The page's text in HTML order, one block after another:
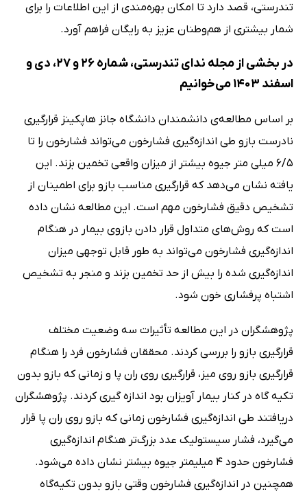
تندرستی، قصد دارد تا امکان بهره‌مندی از این اطلاعات را برای
شمار بیشتری از هم‌وطنان عزیز به ‌رایگان فراهم آورد.
در بخشی از مجله ندای تندرستی، شماره 26 و 27، دی و
اسفند 1403 می‌خوانیم
بر اساس مطالعه‌ی دانشمندان دانشگاه جانز هاپکینز قرارگیری
نادرست بازو طی اندازه‌گیری فشارخون می‌تواند فشارخون را تا
6/5 میلی متر جیوه بیشتر از میزان واقعی تخمین بزند. این
یافته نشان می‌دهد که قرارگیری مناسب بازو برای اطمینان از
تشخیص دقیق فشارخون مهم است. این مطالعه نشان داده
است که روش‌های متداول قرار دادن بازوی بیمار در هنگام
اندازه‌گیری فشارخون می‌تواند به طور قابل توجهی میزان
اندازه‌گیری شده را بیش از حد تخمین بزند و منجر به تشخیص
اشتباه پرفشاری خون شود.
پژوهشگران در این مطالعه تأثیرات سه وضعیت مختلف
قرارگیری بازو را بررسی کردند. محققان فشارخون فرد را هنگام
قرارگیری بازو روی میز، قرارگیری روی ران پا و زمانی که بازو بدون
تکیه گاه در کنار بیمار آویزان بود اندازه گیری کردند. پژوهشگران
دریافتند طی اندازه‌گیری فشارخون زمانی که بازو روی ران پا قرار
می‌گیرد، فشار سیستولیک عدد بزرگ‌تر هنگام اندازه‌گیری
فشارخون حدود 4 میلیمتر جیوه بیشتر نشان داده می‌شود.
همچنین در اندازه‌گیری فشارخون وقتی بازو بدون تکیه‌گاه